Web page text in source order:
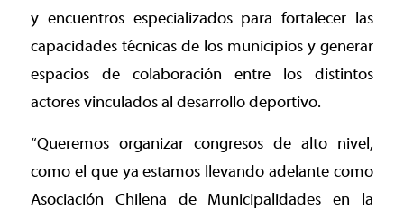
y encuentros especializados para fortalecer las
capacidades técnicas de los municipios y generar
espacios de colaboración entre los distintos
actores vinculados al desarrollo deportivo.
“Queremos organizar congresos de alto nivel,
como el que ya estamos llevando adelante como
Asociación Chilena de Municipalidades en la